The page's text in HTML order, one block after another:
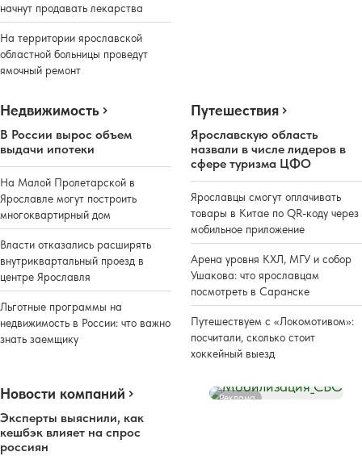
начнут продавать лекарства
На территории ярославской
областной больницы проведут
ямочный ремонт
Недвижимость
В России вырос объем
выдачи ипотеки
На Малой Пролетарской в
Ярославле могут построить
многоквартирный дом
Власти отказались расширять
внутриквартальный проезд в
центре Ярославля
Льготные программы на
недвижимость в России: что важно
знать заемщику
Путешествия
Ярославскую область
назвали в числе лидеров в
сфере туризма ЦФО
Ярославцы смогут оплачивать
товары в Китае по QR-коду через
мобильное приложение
Арена уровня КХЛ, МГУ и собор
Ушакова: что ярославцам
посмотреть в Саранске
Путешествуем с «Локомотивом»:
посчитали, сколько стоит
хоккейный выезд
Новости компаний
Эксперты выяснили, как
кешбэк влияет на спрос
россиян
Реклама